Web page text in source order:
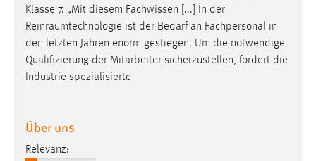
Klasse 7. „Mit diesem Fachwissen [...] In der
Reinraumtechnologie ist der Bedarf an Fachpersonal in
den letzten Jahren enorm gestiegen. Um die notwendige
Qualifizierung der Mitarbeiter sicherzustellen, fordert die
Industrie spezialisierte
Über uns
Relevanz: